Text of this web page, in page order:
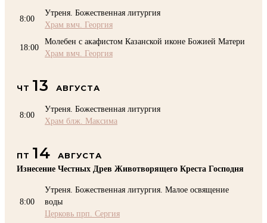
8:00
Утреня. Божественная литургия
Храм вмч. Георгия
18:00
Молебен с акафистом Казанской иконе Божией Матери
Храм вмч. Георгия
ЧТ 13 АВГУСТА
8:00
Утреня. Божественная литургия
Храм блж. Максима
ПТ 14
АВГУСТА
Изнесение Честных Древ Животворящего Креста Господня
8:00
Утреня. Божественная литургия. Малое освящение
воды
Церковь прп. Сергия